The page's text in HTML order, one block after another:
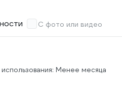
С фото или видео
Менее месяца